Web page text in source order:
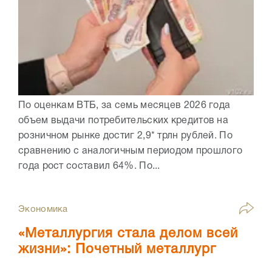
По оценкам ВТБ, за семь месяцев 2026 года
объем выдачи потребительских кредитов на
розничном рынке достиг 2,9* трлн рублей. По
сравнению с аналогичным периодом прошлого
года рост составил 64%. По...
Экономика
«Металлургия стала делом всей
жизни»: Почетный металлург